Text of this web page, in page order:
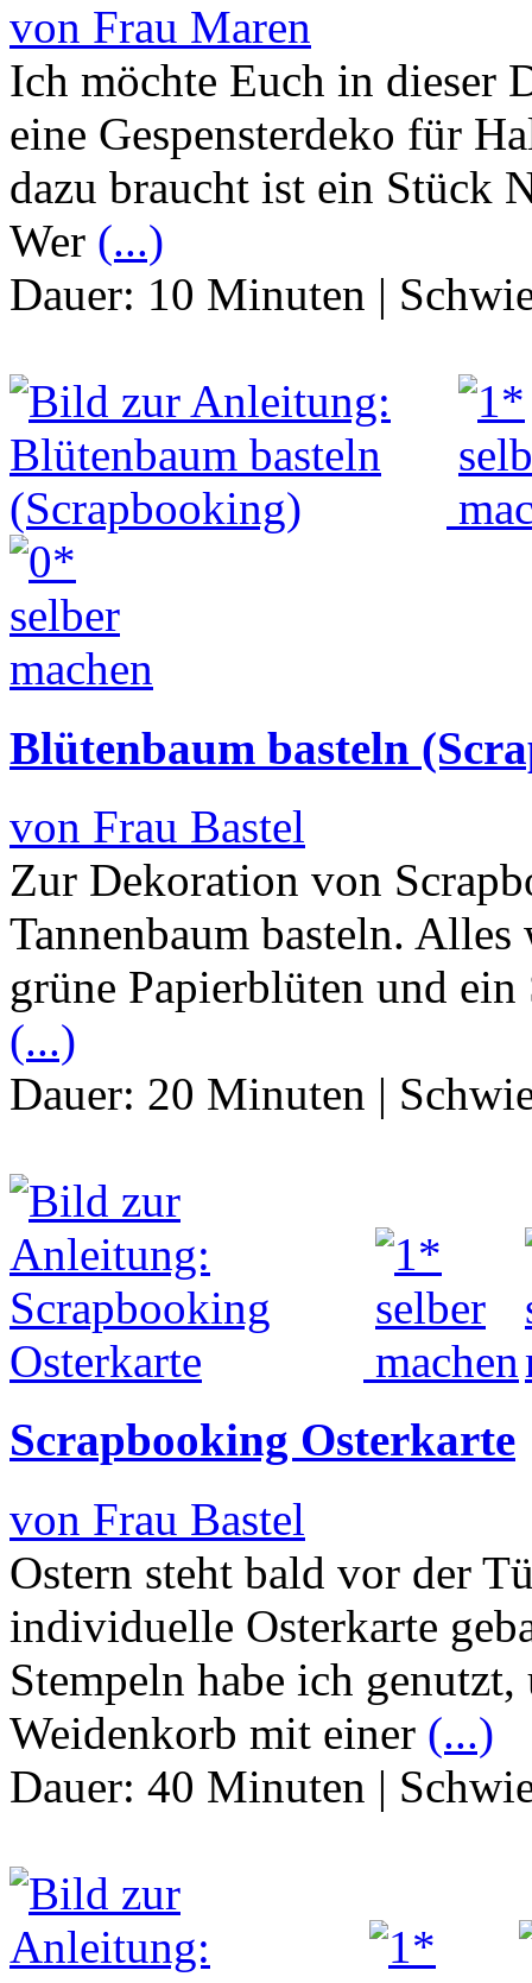
von Frau Maren
Ich möchte Euch in dieser
eine Gespensterdeko für
dazu braucht ist ein Stück
Wer (...)
Dauer: 10 Minuten |
Blütenbaum basteln
von Frau Bastel
Zur Dekoration von
Tannenbaum basteln.
grüne Papierblüten und
(...)
Dauer: 20 Minuten |
Scrapbooking Osterkarte
von Frau Bastel
Ostern steht bald vor der
individuelle Osterkarte
Stempeln habe ich
Weidenkorb mit einer (...)
Dauer: 40 Minuten |